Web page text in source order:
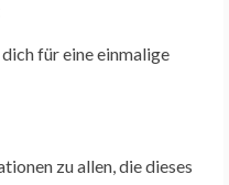
für eine einmalige
zu allen, die dieses